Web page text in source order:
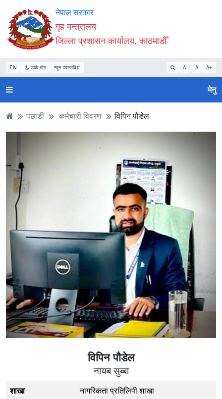
Accessibility
Mode
सुरु
गर्नुहोस्
सामाग्री
पढ्नुहाेस्
नेभिगेसन
पढ्नुहाेस्
वेबसाइट
खोजमा
जानुहोस्
नेपाल सरकार
गृह मन्त्रालय
जिल्ला प्रशासन कार्यालय, काठमाडौँ
EN डार्क मोड न्यून व्यान्डविथ A- A A+
मेनु
पछाडी कर्मचारी विवरण विपिन पाैडेल
विपिन पाैडेल
नायब सुब्बा
शाखा
नागरिकता प्रतिलिपी शाखा